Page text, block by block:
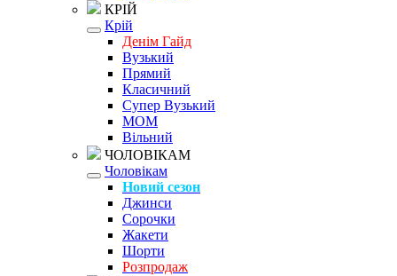
КРІЙ
Крій
Денім Гайд
Вузький
Прямий
Класичний
Супер Вузький
MOM
Вільний
ЧОЛОВІКАМ
Чоловікам
Новий сезон
Джинси
Сорочки
Жакети
Шорти
Розпродаж